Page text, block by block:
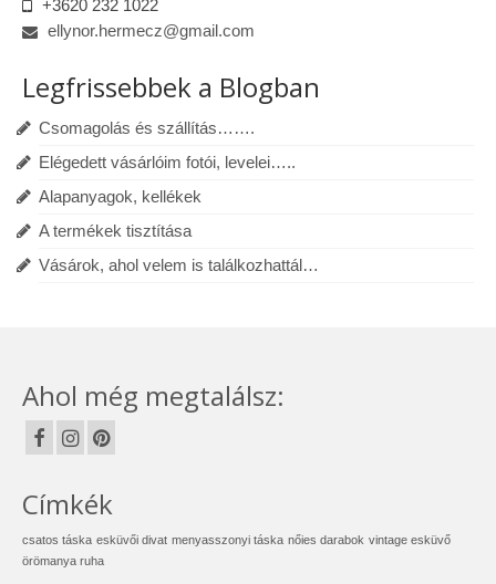
+3620 232 1022
ellynor.hermecz@gmail.com
Legfrissebbek a Blogban
Csomagolás és szállítás…….
Elégedett vásárlóim fotói, levelei…..
Alapanyagok, kellékek
A termékek tisztítása
Vásárok, ahol velem is találkozhattál…
Ahol még megtalálsz:
Címkék
csatos táska esküvői divat menyasszonyi táska nőies darabok vintage esküvő
örömanya ruha